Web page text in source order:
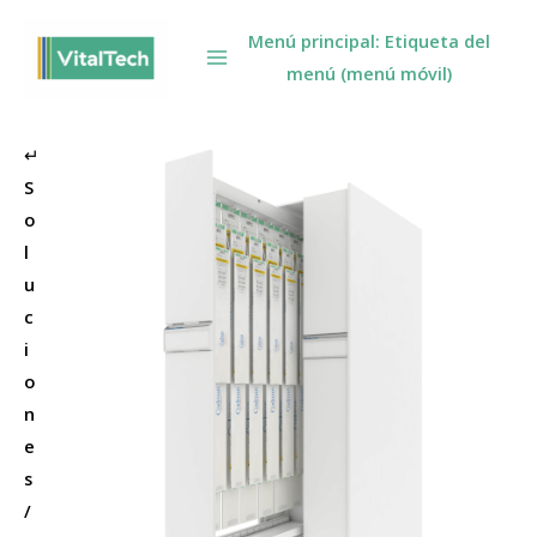
contenido
Menú principal: Etiqueta del
menú (menú móvil)
↵
S
o
l
u
c
i
o
n
e
s
/